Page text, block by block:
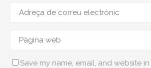
Save my name, email, and website